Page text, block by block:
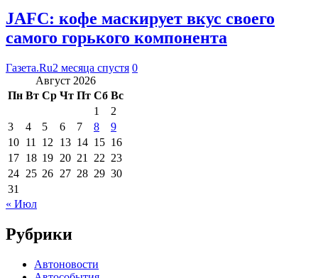
JAFC: кофе маскирует вкус своего
самого горького компонента
Газета.Ru2 месяца спустя 0
Август 2026
Пн Вт Ср Чт Пт Сб Вс
1
2
3
4 5 6 7 8
9
10 11 12 13 14 15 16
17 18 19 20 21 22 23
24 25 26 27 28 29 30
31
« Июл
Рубрики
Автоновости